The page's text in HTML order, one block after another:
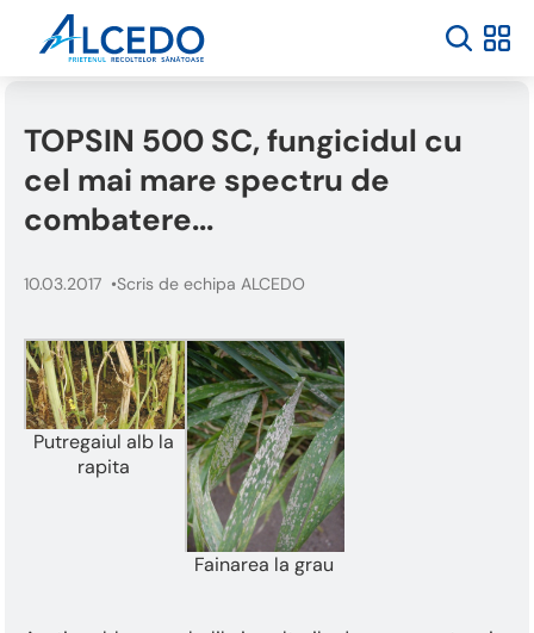
TOPSIN 500 SC, fungicidul cu
cel mai mare spectru de
combatere...
10.03.2017 Scris de echipa ALCEDO
Putregaiul alb la
rapita
Fainarea la grau